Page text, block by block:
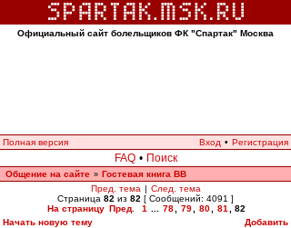
Официальный сайт болельщиков ФК "Спартак" Москва
Полная версия Вход • Регистрация
FAQ • Поиск
Общение на сайте » Гостевая книга ВВ
Пред. тема | След. тема
Страница 82 из 82 [ Сообщений: 4091 ]
На страницу Пред. 1 78 79 80 81
82
Начать новую тему
Добавить